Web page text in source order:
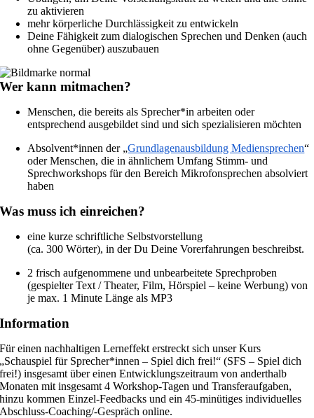
zu aktivieren
mehr körperliche Durchlässigkeit zu entwickeln
Deine Fähigkeit zum dialogischen Sprechen und Denken (auch
ohne Gegenüber) auszubauen
Wer kann mitmachen?
Menschen, die bereits als Sprecher*in arbeiten oder
entsprechend ausgebildet sind und sich spezialisieren möchten
Absolvent*innen der „Grundlagenausbildung Mediensprechen“
oder Menschen, die in ähnlichem Umfang Stimm- und
Sprechworkshops für den Bereich Mikrofonsprechen absolviert
haben
Was muss ich einreichen?
eine kurze schriftliche Selbstvorstellung
(ca. 300 Wörter), in der Du Deine Vorerfahrungen beschreibst.
2 frisch aufgenommene und unbearbeitete Sprechproben
(gespielter Text / Theater, Film, Hörspiel – keine Werbung) von
je max. 1 Minute Länge als MP3
Information
Für einen nachhaltigen Lerneffekt erstreckt sich unser Kurs
„Schauspiel für Sprecher*innen – Spiel dich frei!“ (SFS – Spiel dich
frei!) insgesamt über einen Entwicklungszeitraum von anderthalb
Monaten mit insgesamt 4 Workshop-Tagen und Transferaufgaben,
hinzu kommen Einzel-Feedbacks und ein 45-minütiges individuelles
Abschluss-Coaching/-Gespräch online.